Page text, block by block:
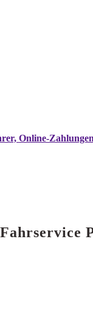
Online-